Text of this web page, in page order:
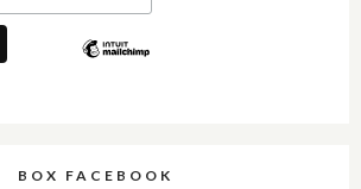
BOX FACEBOOK